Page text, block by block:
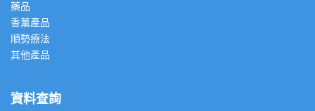
藥品
香薰產品
順勢療法
其他產品
資料查詢